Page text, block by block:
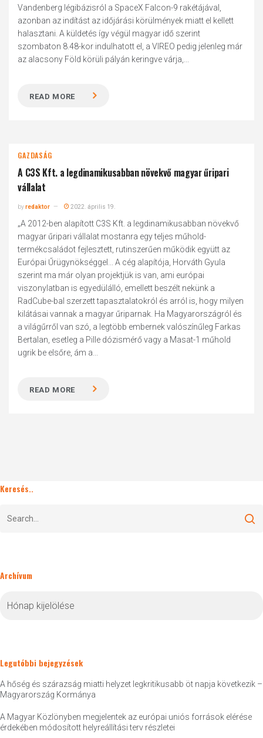
Vandenberg légibázisról a SpaceX Falcon-9 rakétájával,
azonban az indítást az időjárási körülmények miatt el kellett
halasztani. A küldetés így végül magyar idő szerint
szombaton 8.48-kor indulhatott el, a VIREO pedig jelenleg már
az alacsony Föld körüli pályán keringve várja,...
READ MORE
GAZDASÁG
A C3S Kft. a legdinamikusabban növekvő magyar űripari
vállalat
byredaktor 2022. április 19.
„A 2012-ben alapított C3S Kft. a legdinamikusabban növekvő
magyar űripari vállalat mostanra egy teljes műhold-
termékcsaládot fejlesztett, rutinszerűen működik együtt az
Európai Űrügynökséggel... A cég alapítója, Horváth Gyula
szerint ma már olyan projektjük is van, ami európai
viszonylatban is egyedülálló, emellett beszélt nekünk a
RadCube-bal szerzett tapasztalatokról és arról is, hogy milyen
kilátásai vannak a magyar űriparnak. Ha Magyarországról és
a világűrről van szó, a legtöbb embernek valószínűleg Farkas
Bertalan, esetleg a Pille dózismérő vagy a Masat-1 műhold
ugrik be elsőre, ám a...
READ MORE
Keresés..
Archívum
Legutóbbi bejegyzések
A hőség és szárazság miatti helyzet legkritikusabb öt napja következik –
Magyarország Kormánya
A Magyar Közlönyben megjelentek az európai uniós források elérése
érdekében módosított helyreállítási terv részletei